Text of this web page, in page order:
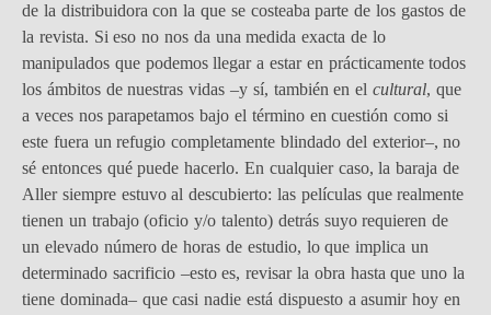
de la distribuidora con la que se costeaba parte de los gastos de
la revista. Si eso no nos da una medida exacta de lo
manipulados que podemos llegar a estar en prácticamente todos
los ámbitos de nuestras vidas –y sí, también en el cultural, que
a veces nos parapetamos bajo el término en cuestión como si
este fuera un refugio completamente blindado del exterior–, no
sé entonces qué puede hacerlo. En cualquier caso, la baraja de
Aller siempre estuvo al descubierto: las películas que realmente
tienen un trabajo (oficio y/o talento) detrás suyo requieren de
un elevado número de horas de estudio, lo que implica un
determinado sacrificio –esto es, revisar la obra hasta que uno la
tiene dominada– que casi nadie está dispuesto a asumir hoy en